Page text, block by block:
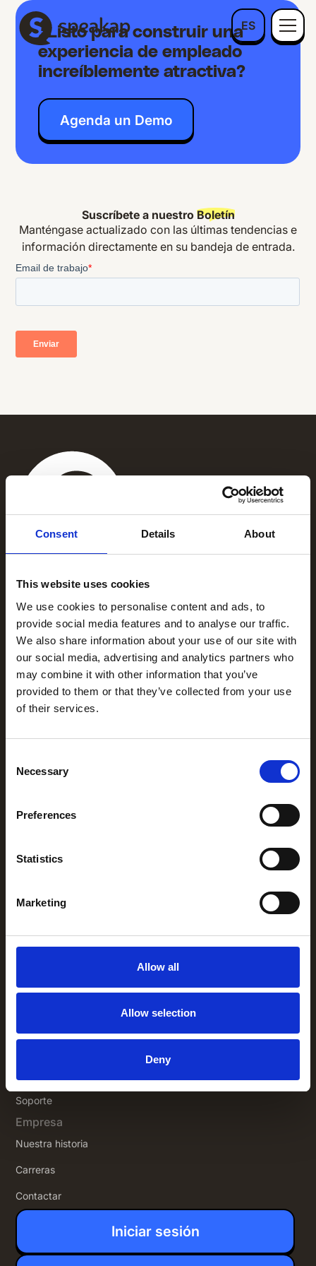
Consent Details About
This website uses cookies
We use cookies to personalise content and ads, to
provide social media features and to analyse our traffic.
We also share information about your use of our site with
our social media, advertising and analytics partners who
may combine it with other information that you’ve
provided to them or that they’ve collected from your use
of their services.
Selection
Necessary
Preferences
Statistics
Marketing
Allow all
Allow selection
Deny
ES
¿Listo para construir una
experiencia de empleado
increíblemente atractiva?
Agenda un Demo
Suscríbete a nuestro Boletín
Manténgase actualizado con las últimas tendencias e
información directamente en su bandeja de entrada.
1325 Avenue of the Americas,
York NY 10019
Soluciones
Aplicación empleados
Participación de los empleados
Comunicación con los empleados
Productos
Cómo funciona
Integraciones
Seguridad y cumplimiento
Perspectivas
Soporte
Empresa
Nuestra historia
Carreras
Contactar
Iniciar sesión